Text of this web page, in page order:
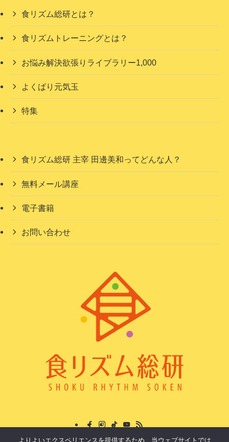
食リズム総研とは？
食リズムトレーニングとは？
お悩み解決欲張りライブラリー1,000
よくばり元気玉
特集
食リズム総研 主宰 田邊美和ってどんな人？
無料メール講座
電子書籍
お問い合わせ
よりよいエクスペリエンスを提供するため、当ウェブサイトでは